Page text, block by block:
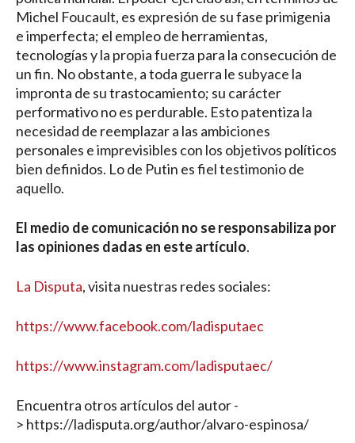
Michel Foucault, es expresión de su fase primigenia
e imperfecta; el empleo de herramientas,
tecnologías y la propia fuerza para la consecución de
un fin. No obstante, a toda guerra le subyace la
impronta de su trastocamiento; su carácter
performativo no es perdurable. Esto patentiza la
necesidad de reemplazar a las ambiciones
personales e imprevisibles con los objetivos políticos
bien definidos. Lo de Putin es fiel testimonio de
aquello.
El medio de comunicación no se responsabiliza por
las opiniones dadas en este artículo.
La Disputa, visita nuestras redes sociales:
https://www.facebook.com/ladisputaec
https://www.instagram.com/ladisputaec/
Encuentra otros artículos del autor -
> https://ladisputa.org/author/alvaro-espinosa/